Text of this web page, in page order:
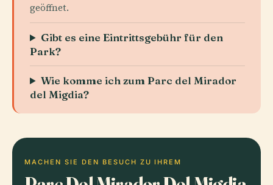
geöffnet.
Gibt es eine Eintrittsgebühr für den
Park?
Wie komme ich zum Parc del Mirador
del Migdia?
MACHEN SIE DEN BESUCH ZU IHREM